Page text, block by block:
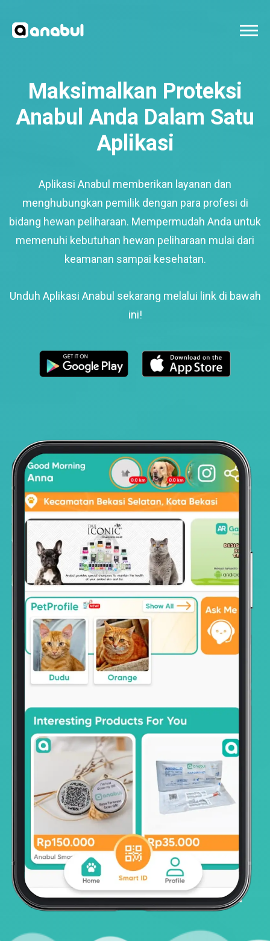
Maksimalkan Proteksi
Anabul Anda Dalam Satu
Aplikasi
Aplikasi Anabul memberikan layanan dan
menghubungkan pemilik dengan para profesi di
bidang hewan peliharaan. Mempermudah Anda untuk
memenuhi kebutuhan hewan peliharaan mulai dari
keamanan sampai kesehatan.
Unduh Aplikasi Anabul sekarang melalui link di bawah
ini!